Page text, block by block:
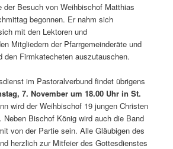
der Besuch von Weihbischof Matthias
begonnen. Er nahm sich
mit den Lektoren und
Mitgliedern der Pfarrgemeinderäte und
den Firmkatecheten auszutauschen.
im Pastoralverbund findet übrigens
7. November um 18.00 Uhr in St.
wird der Weihbischof 19 jungen Christen
Neben Bischof König wird auch die Band
von der Partie sein. Alle Gläubigen des
herzlich zur Mitfeier des Gottesdienstes